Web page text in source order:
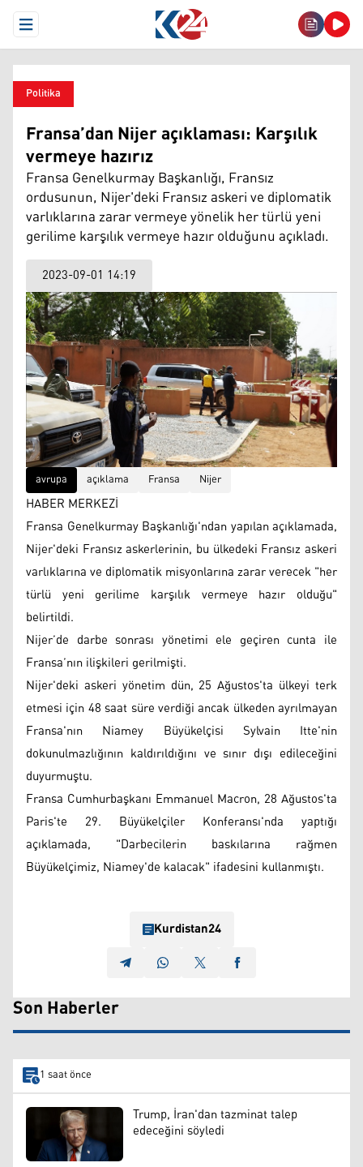
Open Menu
Politika
Fransa’dan Nijer açıklaması: Karşılık
vermeye hazırız
Fransa Genelkurmay Başkanlığı, Fransız
ordusunun, Nijer'deki Fransız askeri ve diplomatik
varlıklarına zarar vermeye yönelik her türlü yeni
gerilime karşılık vermeye hazır olduğunu açıkladı.
2023-09-01 14:19
avrupa açıklama Fransa Nijer
HABER MERKEZİ
Fransa Genelkurmay Başkanlığı'ndan yapılan açıklamada,
Nijer'deki Fransız askerlerinin, bu ülkedeki Fransız askeri
varlıklarına ve diplomatik misyonlarına zarar verecek "her
türlü yeni gerilime karşılık vermeye hazır olduğu"
belirtildi.
Nijer’de darbe sonrası yönetimi ele geçiren cunta ile
Fransa’nın ilişkileri gerilmişti.
Nijer'deki askeri yönetim dün, 25 Ağustos'ta ülkeyi terk
etmesi için 48 saat süre verdiği ancak ülkeden ayrılmayan
Fransa'nın Niamey Büyükelçisi Sylvain Itte'nin
dokunulmazlığının kaldırıldığını ve sınır dışı edileceğini
duyurmuştu.
Fransa Cumhurbaşkanı Emmanuel Macron, 28 Ağustos'ta
Paris'te 29. Büyükelçiler Konferansı'nda yaptığı
açıklamada, "Darbecilerin baskılarına rağmen
Büyükelçimiz, Niamey'de kalacak" ifadesini kullanmıştı.
Kurdistan24
Son Haberler
1 saat önce
Trump, İran'dan tazminat talep
edeceğini söyledi